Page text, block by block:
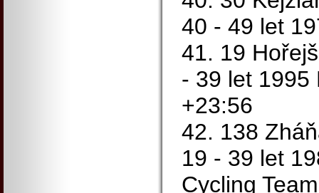
40 - 49 let
41. 19
- 39 let 1995
+23:56
42. 138
19 - 39 let
Cycling